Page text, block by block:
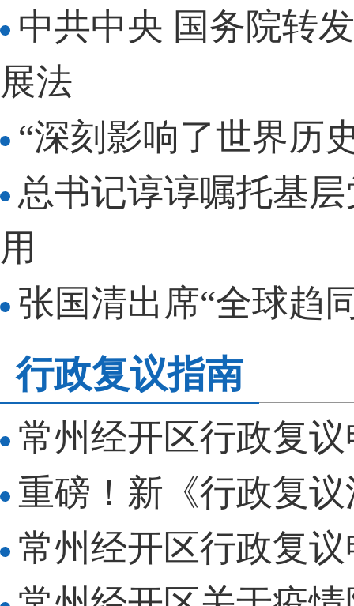
中共中央 国务院转
展法
“深刻影响了世界
总书记谆谆嘱托基
用
张国清出席“全球趋
行政复议指南
常州经开区行政复
重磅！新《行政复
常州经开区行政复